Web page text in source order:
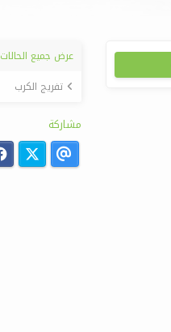
عرض جميع الحالات
تفريج الكرب
مشاركة